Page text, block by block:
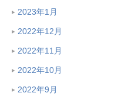
2023年1月
2022年12月
2022年11月
2022年10月
2022年9月